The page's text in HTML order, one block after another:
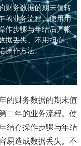
财务数据的期末值转
的业务流程。使用用
作步骤与年结后开帐
据丢失。不用担心，
操作方法。
的财务数据的期末值
二年的业务流程。使
结存操作步骤与年结
易造成数据丢失。不